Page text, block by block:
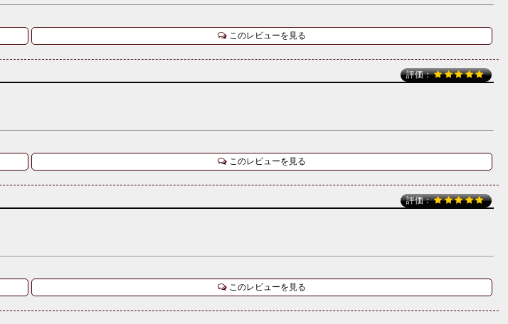
このレビューを見る
評価：
このレビューを見る
評価：
このレビューを見る